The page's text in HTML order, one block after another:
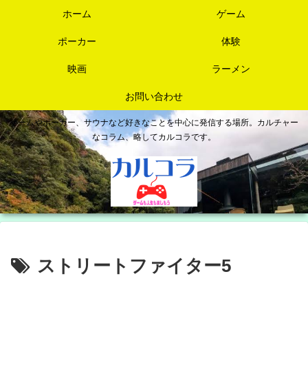
ゲームやポーカー、サウナなど好きなことを中心に発信する場所。カルチャー
なコラム、略してカルコラです。
ホーム ゲーム
ポーカー 体験
映画 ラーメン
お問い合わせ
ストリートファイター5